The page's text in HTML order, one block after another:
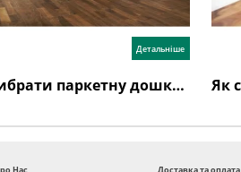
Детальніше
Як вибрати паркетну дошку: поради експертів та відгуки